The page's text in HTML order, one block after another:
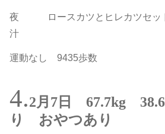
夜 ロースカツとヒレカツセッ
汁
運動なし 9435歩数
2月7日 67.7kg
り おやつあり